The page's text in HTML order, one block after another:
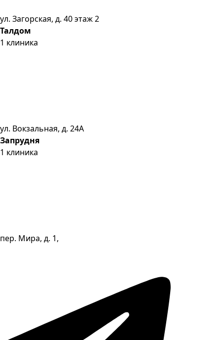
ул. Загорская, д. 40 этаж 2
Талдом
1 клиника
ул. Вокзальная, д. 24А
Запрудня
1 клиника
пер. Мира, д. 1,